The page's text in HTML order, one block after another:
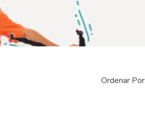
Ordenar Por